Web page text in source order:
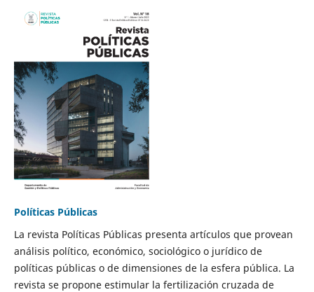
Políticas Públicas
La revista Políticas Públicas presenta artículos que provean
análisis político, económico, sociológico o jurídico de
políticas públicas o de dimensiones de la esfera pública. La
revista se propone estimular la fertilización cruzada de